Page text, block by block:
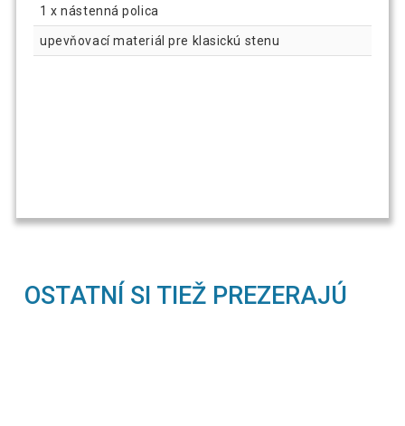
1 x nástenná polica
upevňovací materiál pre klasickú stenu
OSTATNÍ SI TIEŽ PREZERAJÚ